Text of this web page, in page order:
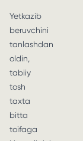
Yetkazib
beruvchini
tanlashdan
oldin,
tabiiy
tosh
taxta
bitta
toifaga